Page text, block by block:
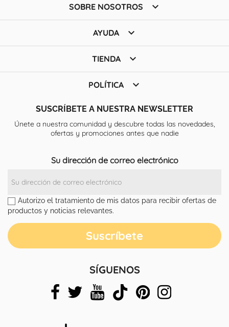
SOBRE NOSOTROS 
AYUDA 
TIENDA 
POLÍTICA 
SUSCRÍBETE A NUESTRA NEWSLETTER
Únete a nuestra comunidad y descubre todas las novedades,
ofertas y promociones antes que nadie
Su dirección de correo electrónico
Autorizo el tratamiento de mis datos para recibir ofertas de
productos y noticias relevantes.
SÍGUENOS